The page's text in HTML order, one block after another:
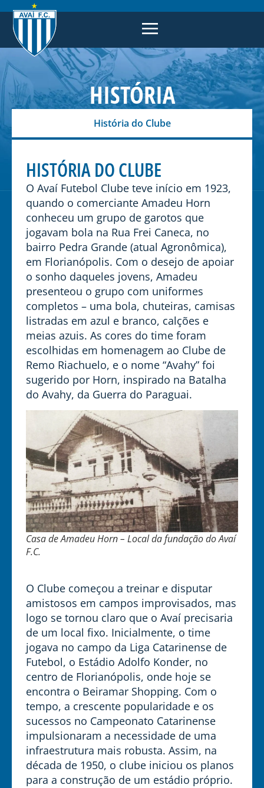
HISTÓRIA
História do Clube
HISTÓRIA DO CLUBE
O Avaí Futebol Clube teve início em 1923,
quando o comerciante Amadeu Horn
conheceu um grupo de garotos que
jogavam bola na Rua Frei Caneca, no
bairro Pedra Grande (atual Agronômica),
em Florianópolis. Com o desejo de apoiar
o sonho daqueles jovens, Amadeu
presenteou o grupo com uniformes
completos – uma bola, chuteiras, camisas
listradas em azul e branco, calções e
meias azuis. As cores do time foram
escolhidas em homenagem ao Clube de
Remo Riachuelo, e o nome “Avahy” foi
sugerido por Horn, inspirado na Batalha
do Avahy, da Guerra do Paraguai.
Casa de Amadeu Horn – Local da fundação do Avaí
F.C.
O Clube começou a treinar e disputar
amistosos em campos improvisados, mas
logo se tornou claro que o Avaí precisaria
de um local fixo. Inicialmente, o time
jogava no campo da Liga Catarinense de
Futebol, o Estádio Adolfo Konder, no
centro de Florianópolis, onde hoje se
encontra o Beiramar Shopping. Com o
tempo, a crescente popularidade e os
sucessos no Campeonato Catarinense
impulsionaram a necessidade de uma
infraestrutura mais robusta. Assim, na
década de 1950, o clube iniciou os planos
para a construção de um estádio próprio.